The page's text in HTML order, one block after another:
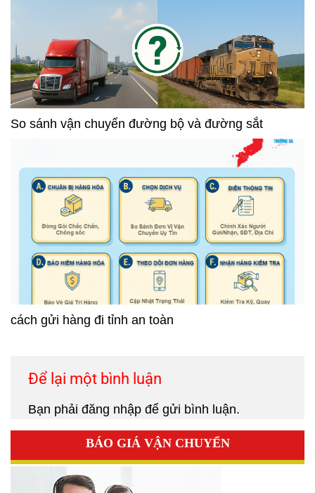
So sánh vận chuyển đường bộ và đường sắt
cách gửi hàng đi tỉnh an toàn
Để lại một bình luận
Bạn phải đăng nhập để gửi bình luận.
BÁO GIÁ VẬN CHUYỂN